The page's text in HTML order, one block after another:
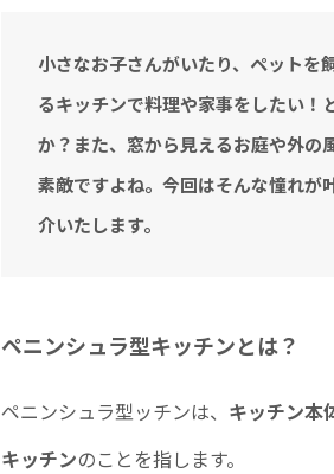
小さなお子さんがいたり、ペットを
るキッチンで料理や家事をしたい！
か？また、窓から見えるお庭や外の
素敵ですよね。今回はそんな憧れが
介いたします。
ペニンシュラ型キッチンとは？
ペニンシュラ型ッチンは、 キッチン本
キッチンのことを指します。